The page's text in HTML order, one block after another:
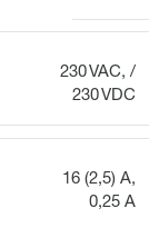
230 VAC, /
230 VDC
16 (2,5) A,
0,25 A